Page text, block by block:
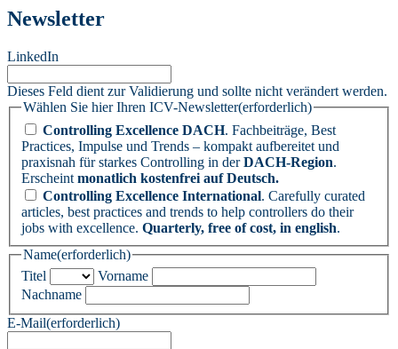
Newsletter
LinkedIn
Dieses Feld dient zur Validierung und sollte nicht verändert werden.
Wählen Sie hier Ihren ICV-Newsletter(erforderlich)
Controlling Excellence DACH. Fachbeiträge, Best
Practices, Impulse und Trends – kompakt aufbereitet und
praxisnah für starkes Controlling in derDACH-Region.
Erscheint monatlich kostenfrei auf Deutsch.
Controlling Excellence International. Carefully curated
articles, best practices and trends to help controllers do their
jobs with excellence. Quarterly, free of cost, in english.
Name(erforderlich)
Titel
Vorname
Nachname
E-Mail(erforderlich)